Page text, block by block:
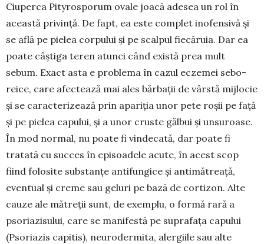
Ciuperca Pityrosporum ovale joacă adesea un rol în
această privință. De fapt, ea este complet inofensivă și
se află pe pielea corpului și pe scal­pul fiecăruia. Dar ea
poate câștiga teren atunci când există prea mult
sebum. Exact asta e pro­blema în cazul eczemei sebo­
reice, care afectează mai ales bărbații de vârstă mijlocie
și se carac­terizează prin apariția unor pete roșii pe față
și pe pielea capului, și a unor cruste gălbui și unsu­roase.
În mod normal, nu poate fi vindecată, dar poate fi
tratată cu suc­ces în episoadele acute, în acest scop
fiind folosite sub­stanțe antifun­gice și anti­mă­trea­ță,
eventual și creme sau geluri pe bază de cortizon. Alte
cauze ale mătreții sunt, de exem­plu, o formă rară a
psoriazisului, care se mani­festă pe suprafața capului
(Pso­riazis capitis), neuroder­mita, alergiile sau alte